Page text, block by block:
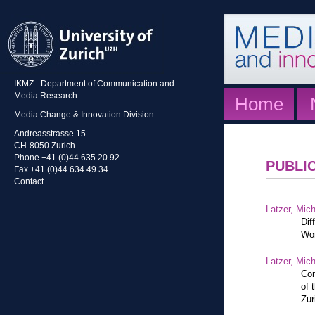
IKMZ - Department of Communication and
Media Research
Media Change & Innovation Division
Andreasstrasse 15
CH-8050 Zurich
Phone +41 (0)44 635 20 92
Fax +41 (0)44 634 49 34
Contact
Home
Latzer,
Latzer,
of